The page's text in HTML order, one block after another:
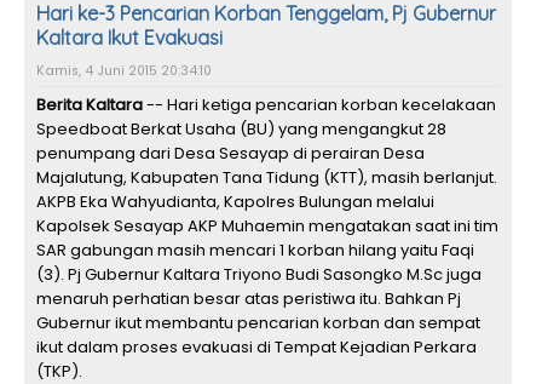
Hari ke-3 Pencarian Korban Tenggelam, Pj Gubernur
Kaltara Ikut Evakuasi
Kamis, 4 Juni 2015 20:34:10
Berita Kaltara-- Hari ketiga pencarian korban kecelakaan
Speedboat Berkat Usaha (BU) yang mengangkut 28
penumpang dari Desa Sesayap di perairan Desa
Majalutung, Kabupaten Tana Tidung (KTT), masih berlanjut.
AKPB Eka Wahyudianta, Kapolres Bulungan melalui
Kapolsek Sesayap AKP Muhaemin mengatakan saat ini tim
SAR gabungan masih mencari 1 korban hilang yaitu Faqi
(3). Pj Gubernur Kaltara Triyono Budi Sasongko M.Sc juga
menaruh perhatian besar atas peristiwa itu. Bahkan Pj
Gubernur ikut membantu pencarian korban dan sempat
ikut dalam proses evakuasi di Tempat Kejadian Perkara
(TKP).